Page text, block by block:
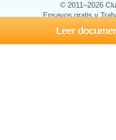
Leer
© 2011–2026
Ensayos gratis y